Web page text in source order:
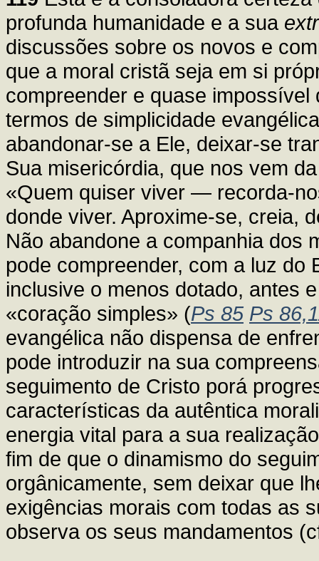
profunda humanidade e a sua
discussões sobre os novos e
que a moral cristã seja em si
compreender e quase
termos de simplicidade
abandonar-se a Ele, deixar-se
Sua misericórdia, que nos vem
«Quem quiser viver — recorda-
donde viver. Aproxime-se, creia,
Não abandone a companhia dos
pode compreender, com a luz
inclusive o menos dotado, antes
«coração simples» (Ps 85 Ps
evangélica não dispensa de
pode introduzir na sua
seguimento de Cristo porá
características da autêntica
energia vital para a sua
fim de que o dinamismo do
orgânicamente, sem deixar que
exigências morais com todas as
observa os seus mandamentos